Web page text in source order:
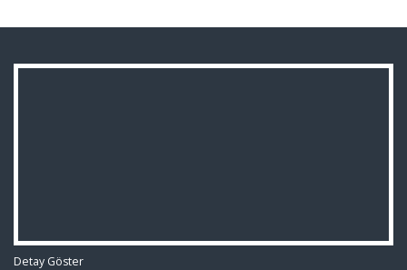
Detay Göster